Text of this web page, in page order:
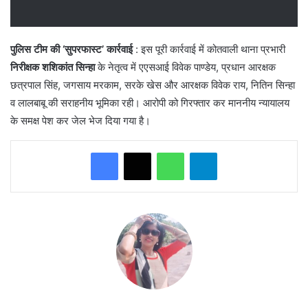
पुलिस टीम की ‘सुपरफास्ट’ कार्रवाई: ​इस पूरी कार्रवाई में कोतवाली थाना प्रभारी
निरीक्षक शशिकांत सिन्हाके नेतृत्व में एएसआई विवेक पाण्डेय, प्रधान आरक्षक
छत्रपाल सिंह, जगसाय मरकाम, सरके खेस और आरक्षक विवेक राय, नितिन सिन्हा
व लालबाबू की सराहनीय भूमिका रही। आरोपी को गिरफ्तार कर माननीय न्यायालय
के समक्ष पेश कर जेल भेज दिया गया है।
WhatsAppTelegram